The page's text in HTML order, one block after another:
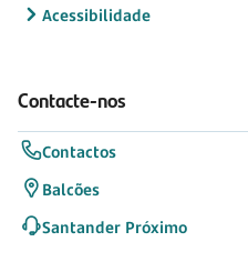
Acessibilidade
Contacte-nos
Contactos
Balcões
Santander Próximo